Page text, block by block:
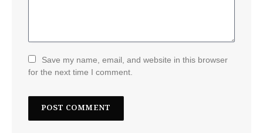
Save my name, email, and website in this browser
for the next time I comment.